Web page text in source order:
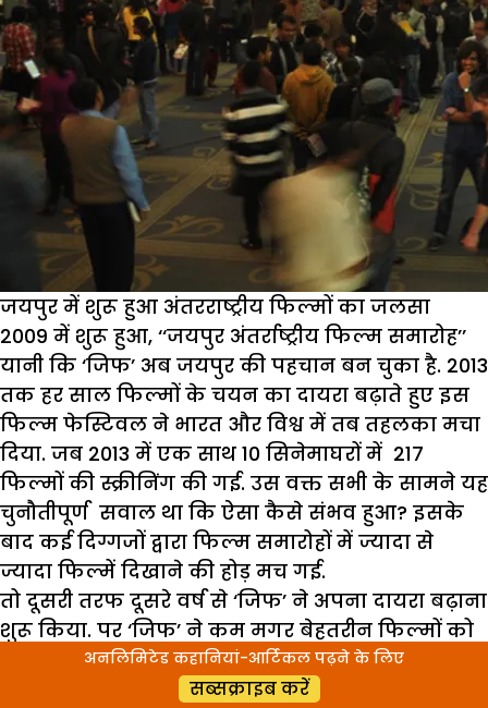
जयपुर में शुरू हुआ अंतरराष्ट्रीय फिल्मों का जलसा
2009 में शुरू हुआ, ‘‘जयपुर अंतर्राष्ट्रीय फिल्म समारोह’’
यानी कि ‘जिफ’ अब जयपुर की पहचान बन चुका है. 2013
तक हर साल फिल्मों के चयन का दायरा बढ़ाते हुए इस
फिल्म फेस्टिवल ने भारत और विश्व में तब तहलका मचा
दिया. जब 2013 में एक साथ 10 सिनेमाघरों में 217
फिल्मों की स्क्रीनिंग की गई. उस वक्त सभी के सामने यह
चुनौतीपूर्ण सवाल था कि ऐसा कैसे संभव हुआ? इसके
बाद कई दिग्गजों द्वारा फिल्म समारोहों में ज्यादा से
ज्यादा फिल्में दिखाने की होड़ मच गई.
तो दूसरी तरफ दूसरे वर्ष से ‘जिफ’ ने अपना दायरा बढ़ाना
शुरू किया. पर ‘जिफ’ ने कम मगर बेहतरीन फिल्मों को
अपने फिल्म समारोह का हिस्सा बनाने पर जोर देना शुरू
किया. अब जनवरी 2019 में संपन्न होने वाले ‘जिफ’ के
अनलिमिटेड कहानियां-आर्टिकल पढ़ने के लिए
सब्सक्राइब करें